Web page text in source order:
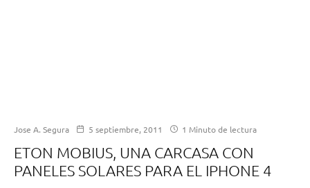
Jose A. Segura 5 septiembre, 2011 1 Minuto de lectura
ETON MOBIUS, UNA CARCASA CON
PANELES SOLARES PARA EL IPHONE 4